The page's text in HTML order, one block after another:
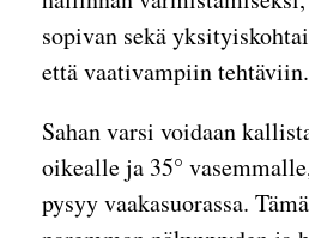
sopivan sekä
että vaativampiin tehtäviin.
Sahan varsi voidaan
oikealle ja 35°
pysyy vaakasuorassa.